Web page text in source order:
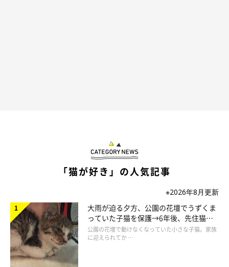
ット・PVイラスト、ウェブ広告のイラスト等、媒体を問わず幅
「猫が好き」の人気記事
※2026年8月更新
大雨が迫る夕方、公園の花壇でうずくま
っていた子猫を保護→6年後、先住猫
と“姉妹”のような関係に
公園の花壇で動けなくなっていた小さな子猫。家族
に迎えられてか …